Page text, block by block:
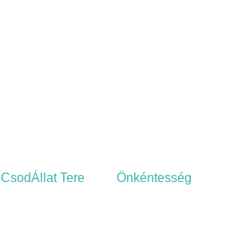
CsodÁllat Tere Önkéntesség